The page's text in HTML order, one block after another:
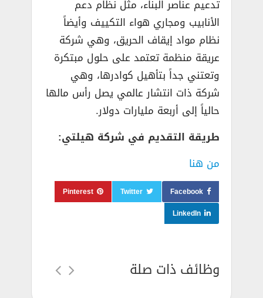
تدعيم عناصر البناء، مثل نظام دعم
الأنابيب ومجاري هواء التكييف وأيضاً
نظام مواد إيقاف الحريق، وهي شركة
عريقة منظمة تعتمد على حلول مبتكرة
وتعتني جداً بتأهيل كوادرها، وهي
شركة ذات انتشار عالمي يصل رأس مالها
حالياً إلى أربعة مليارات دولار.
طريقة التقديم في شركة هيلتي:
من هنا
Facebook
Twitter
Pinterest
LinkedIn
وظائف ذات صلة